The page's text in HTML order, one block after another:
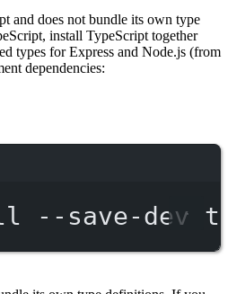
and does not bundle its own type
install TypeScript together
types for Express and Node.js (from
dependencies:
--save-dev